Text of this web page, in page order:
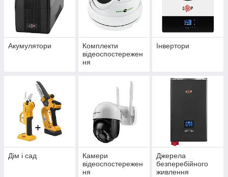
Акумулятори
Комплекти
відеоспостережен
ня
Інвертори
Дім і сад
Камери
відеоспостережен
ня
Джерела
безперебійного
живлення